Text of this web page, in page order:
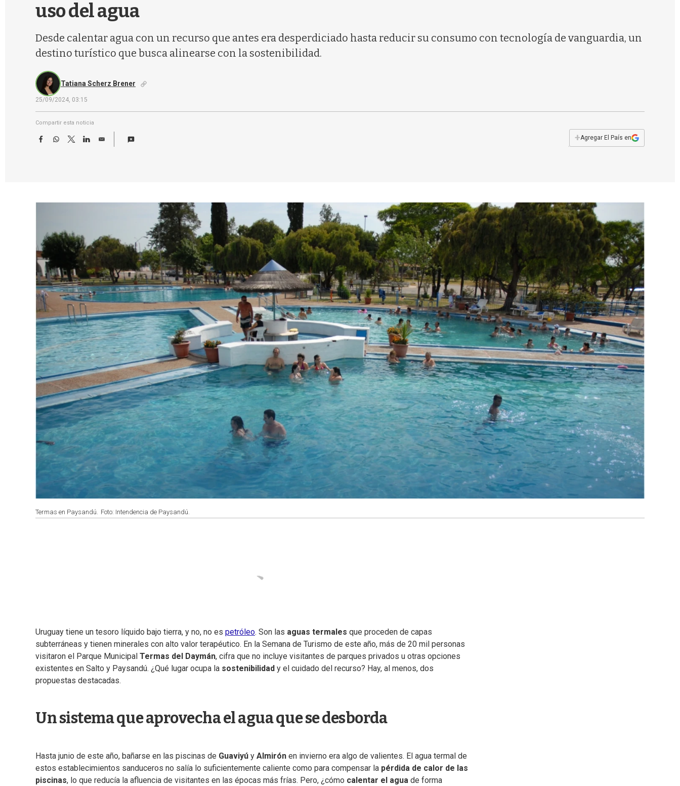
uso del agua
Desde calentar agua con un recurso que antes era desperdiciado hasta reducir su consumo con tecnología de vanguardia, un
destino turístico que busca alinearse con la sostenibilidad.
Tatiana Scherz Brener
25/09/2024, 03:15
Compartir esta noticia
F
W
T
w
L
E
+Agregar El País en
Termas en Paysandú. Foto: Intendencia de Paysandú.
Uruguay tiene un tesoro líquido bajo tierra, y no, no es petróleo. Son las aguas termales que proceden de capas
subterráneas y tienen minerales con alto valor terapéutico. En la Semana de Turismo de este año, más de 20 mil personas
visitaron el Parque Municipal Termas del Daymán, cifra que no incluye visitantes de parques privados u otras opciones
existentes en Salto y Paysandú. ¿Qué lugar ocupa la sostenibilidad y el cuidado del recurso? Hay, al menos, dos
propuestas destacadas.
Un sistema que aprovecha el agua que se desborda
Hasta junio de este año, bañarse en las piscinas de Guaviyú y Almirón en invierno era algo de valientes. El agua termal de
estos establecimientos sanduceros no salía lo suficientemente caliente como para compensar la pérdida de calor de las
piscinas, lo que reducía la afluencia de visitantes en las épocas más frías. Pero, ¿cómo calentar el agua de forma